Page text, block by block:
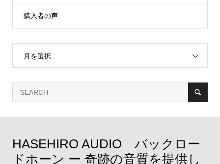
購入者の声
月を選択
HASEHIRO AUDIO バックロー
ドホーン ー 奇跡の音質を提供し